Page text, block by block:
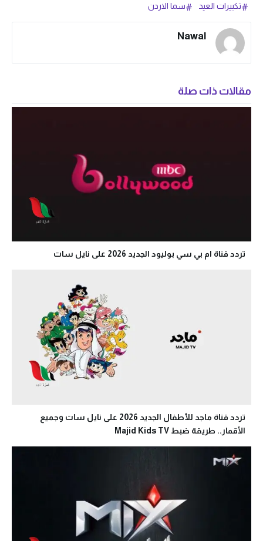
تكبيرات العيد
سما الاردن
Nawal
مقالات ذات صلة
تردد قناة ام بي سي بوليود الجديد 2026 على نايل سات
تردد قناة ماجد للأطفال الجديد 2026 على نايل سات وجميع
الأقمار.. طريقة ضبط Majid Kids TV